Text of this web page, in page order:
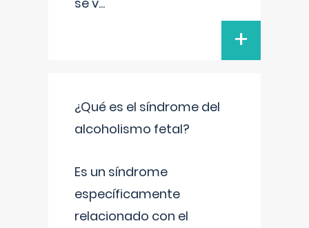
+
¿Qué es el síndrome del
alcoholismo fetal?
Es un síndrome
específicamente
relacionado con el